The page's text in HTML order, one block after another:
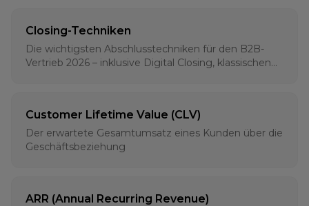
Closing-Techniken
Die wichtigsten Abschlusstechniken für den B2B-
Vertrieb 2026 – inklusive Digital Closing, klassischen
Customer Lifetime Value (CLV)
Der erwartete Gesamtumsatz eines Kunden über die
Geschäftsbeziehung
ARR (Annual Recurring Revenue)